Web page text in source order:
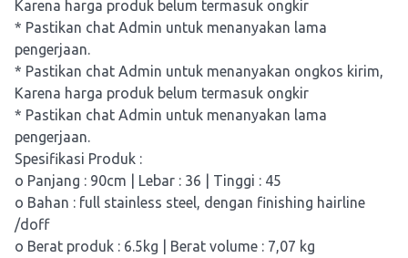
Karena harga produk belum termasuk ongkir
* Pastikan chat Admin untuk menanyakan lama
pengerjaan.
* Pastikan chat Admin untuk menanyakan ongkos kirim,
Karena harga produk belum termasuk ongkir
* Pastikan chat Admin untuk menanyakan lama
pengerjaan.
Spesifikasi Produk :
o Panjang : 90cm | Lebar : 36 | Tinggi : 45
o Bahan : full stainless steel, dengan finishing hairline
/doff
o Berat produk : 6.5kg | Berat volume : 7,07 kg